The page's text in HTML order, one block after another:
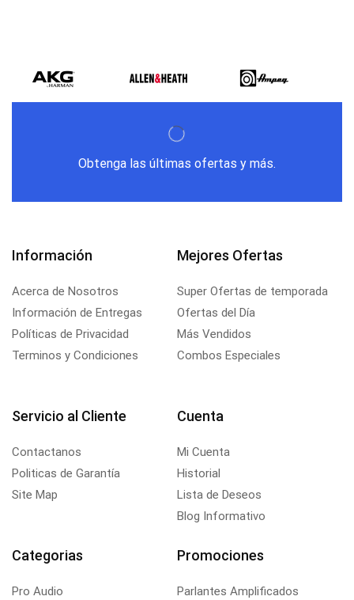
Obtenga las últimas ofertas y más.
Información
Acerca de Nosotros
Información de Entregas
Políticas de Privacidad
Terminos y Condiciones
Mejores Ofertas
Super Ofertas de temporada
Ofertas del Día
Más Vendidos
Combos Especiales
Servicio al Cliente
Contactanos
Politicas de Garantía
Site Map
Cuenta
Mi Cuenta
Historial
Lista de Deseos
Blog Informativo
Categorias
Pro Audio
Promociones
Parlantes Amplificados